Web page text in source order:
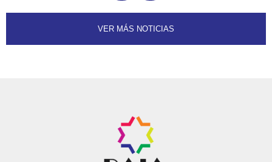
VER MÁS NOTICIAS